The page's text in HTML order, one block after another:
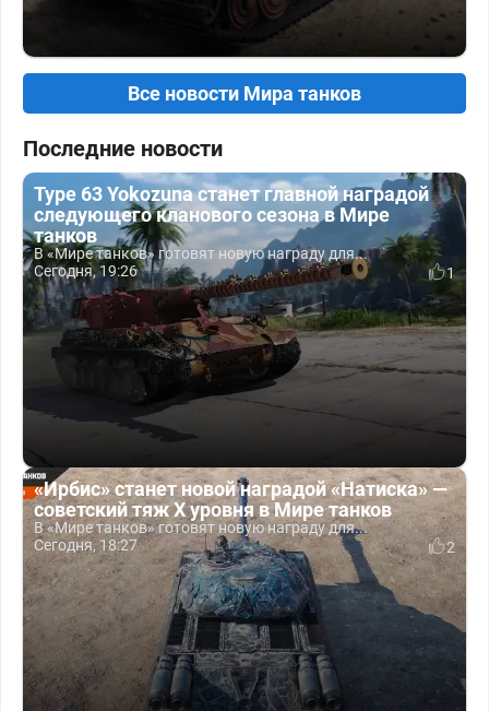
Все новости Мира танков
Последние новости
Type 63 Yokozuna станет главной наградой
следующего кланового сезона в Мире
танков
В «Мире танков» готовят новую награду для...
Сегодня, 19:26
1
«Ирбис» станет новой наградой «Натиска» —
советский тяж X уровня в Мире танков
В «Мире танков» готовят новую награду для...
Сегодня, 18:27
2